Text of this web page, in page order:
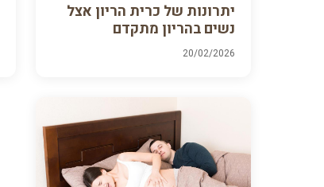
יתרונות של כרית הריון אצל
נשים בהריון מתקדם
20/02/2026